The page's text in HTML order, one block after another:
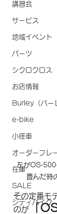
講習会
サービス
地域イベント
パーツ
シクロクロス
お店情報
Burley（バー
e-bike
小径車
オーダーフレ
在庫
SALE
シティバイク
左がOS-
畳んだ時
その定番モ
のが「